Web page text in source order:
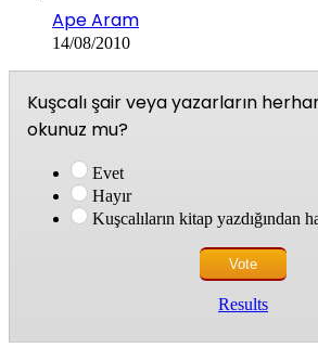
Ape Aram
14/08/2010
Kuşcalı şair veya yazarların
okunuz mu?
Evet
Hayır
Kuşcalıların kitap yazdığından
Results